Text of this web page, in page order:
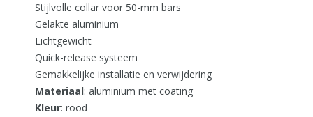
Stijlvolle collar voor 50-mm bars
Gelakte aluminium
Lichtgewicht
Quick-release systeem
Gemakkelijke installatie en verwijdering
Materiaal: aluminium met coating
Kleur: rood